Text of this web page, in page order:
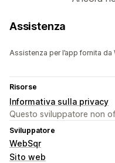
Assistenza
Assistenza per l’app fornita da
Risorse
Informativa sulla privacy
Questo sviluppatore non
Sviluppatore
WebSqr
Sito web